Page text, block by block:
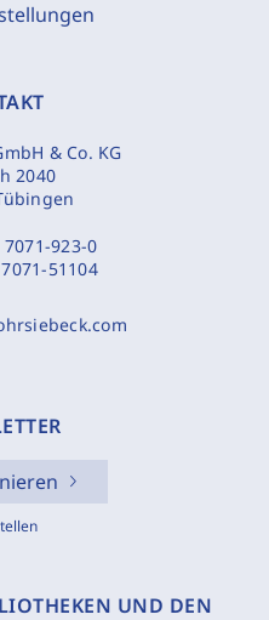
& Co. KG
2040
7071-923-0
51104
UND DEN